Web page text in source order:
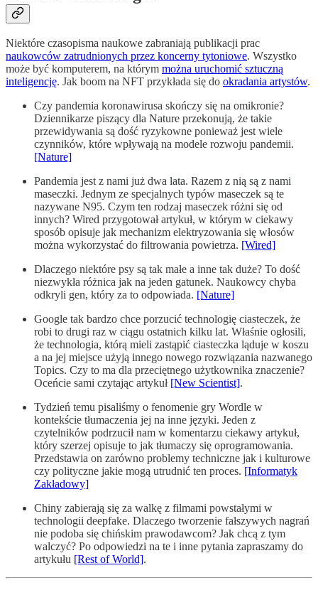
Niektóre czasopisma naukowe zabraniają publikacji prac
naukowców zatrudnionych przez koncerny tytoniowe. Wszystko
może być komputerem, na którym można uruchomić sztuczną
inteligencję. Jak boom na NFT przykłada się do okradania artystów.
Czy pandemia koronawirusa skończy się na omikronie?
Dziennikarze piszący dla Nature przekonują, że takie
przewidywania są dość ryzykowne ponieważ jest wiele
czynników, które wpływają na modele rozwoju pandemii.
[Nature]
Pandemia jest z nami już dwa lata. Razem z nią są z nami
maseczki. Jednym ze specjalnych typów maseczek są te
nazywane N95. Czym ten rodzaj maseczek różni się od
innych? Wired przygotował artykuł, w którym w ciekawy
sposób opisuje jak mechanizm elektryzowania się włosów
można wykorzystać do filtrowania powietrza. [Wired]
Dlaczego niektóre psy są tak małe a inne tak duże? To dość
niezwykła różnica jak na jeden gatunek. Naukowcy chyba
odkryli gen, który za to odpowiada. [Nature]
Google tak bardzo chce porzucić technologię ciasteczek, że
robi to drugi raz w ciągu ostatnich kilku lat. Właśnie ogłosili,
że technologia, którą mieli zastąpić ciasteczka ląduje w koszu
a na jej miejsce użyją innego nowego rozwiązania nazwanego
Topics. Czy to ma dla przeciętnego użytkownika znaczenie?
Oceńcie sami czytając artykuł [New Scientist].
Tydzień temu pisaliśmy o fenomenie gry Wordle w
kontekście tłumaczenia jej na inne języki. Jeden z
czytelników podrzucił nam w komentarzu ciekawy artykuł,
który szerzej opisuje to jak tłumaczy się oprogramowania.
Przedstawia on zarówno problemy techniczne jak i kulturowe
czy polityczne jakie mogą utrudnić ten proces. [Informatyk
Zakładowy]
Chiny zabierają się za walkę z filmami powstałymi w
technologii deepfake. Dlaczego tworzenie fałszywych nagrań
nie podoba się chińskim prawodawcom? Jak chcą z tym
walczyć? Po odpowiedzi na te i inne pytania zapraszamy do
artykułu [Rest of World].